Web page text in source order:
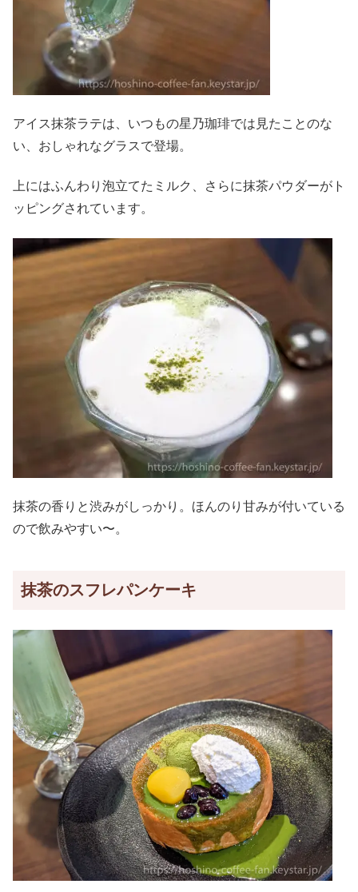
アイス抹茶ラテは、いつもの星乃珈琲では見たことのな
い、おしゃれなグラスで登場。
上にはふんわり泡立てたミルク、さらに抹茶パウダーがト
ッピングされています。
抹茶の香りと渋みがしっかり。ほんのり甘みが付いている
ので飲みやすい〜。
抹茶のスフレパンケーキ